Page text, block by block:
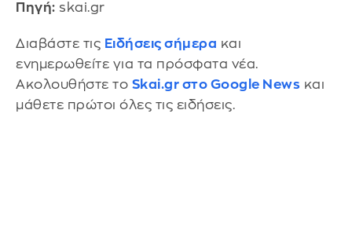
Πηγή: skai.gr
Διαβάστε τις Ειδήσεις σήμερα και
ενημερωθείτε για τα πρόσφατα νέα.
Ακολουθήστε το Skai.gr στο Google News και
μάθετε πρώτοι όλες τις ειδήσεις.